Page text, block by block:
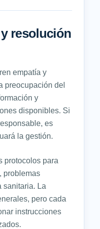
resolución
empatía y
preocupación del
y
disponibles. Si
es
la gestión.
protocolos para
problemas
sanitaria. La
pero cada
instrucciones